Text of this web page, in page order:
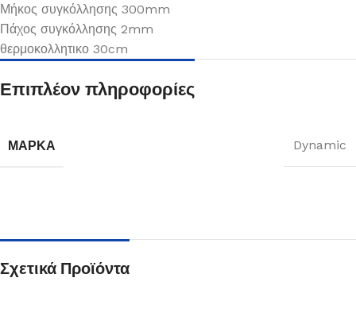
Μήκος συγκόλλησης 300mm
Πάχος συγκόλλησης 2mm
θερμοκολλητικο 30cm
Επιπλέον πληροφορίες
ΜΆΡΚΑ Dynamic
Σχετικά Προϊόντα